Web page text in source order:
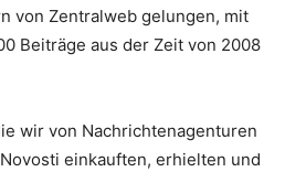
von Zentralweb gelungen, mit
Beiträge aus der Zeit von 2008
wir von Nachrichtenagenturen
Novosti einkauften, erhielten und